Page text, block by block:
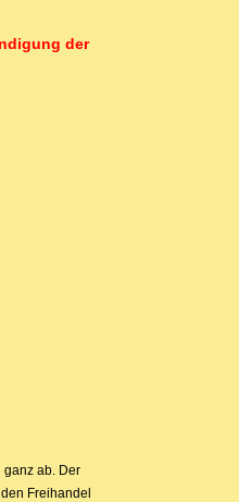
der
ganz ab. Der
Freihandel